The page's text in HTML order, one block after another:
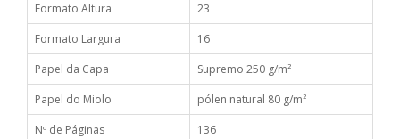
Formato Altura
23
Formato Largura
16
Papel da Capa
Supremo 250 g/m²
Papel do Miolo
pólen natural 80 g/m²
Nº de Páginas
136